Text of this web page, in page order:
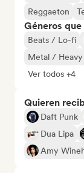
Reggaeton
Géneros
Beats / Lo-fi
Metal /
Ver todos +4
Quieren
Daft Punk
Dua Lipa
Amy